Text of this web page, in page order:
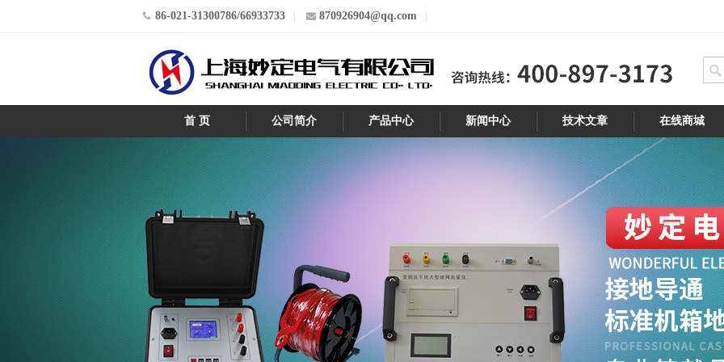
86-021-31300786/66933733 870926904@qq.com
首 页 公司简介 产品中心 新闻中心 技术文章 在线商城